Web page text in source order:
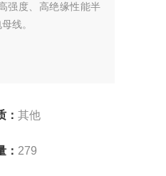
强度、高绝缘性能半
线。
：其他
279